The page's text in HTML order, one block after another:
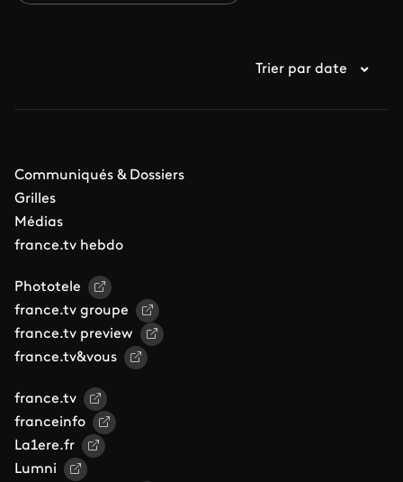
Trier par date
Communiqués & Dossiers
Grilles
Médias
france.tv hebdo
Phototele
france.tv groupe
france.tv preview
france.tv&vous
france.tv
franceinfo
La1ere.fr
Lumni